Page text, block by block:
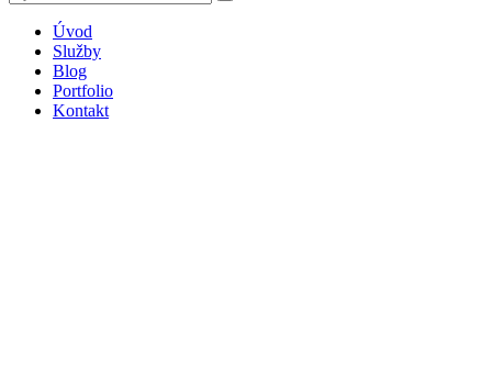
Úvod
Služby
Blog
Portfolio
Kontakt